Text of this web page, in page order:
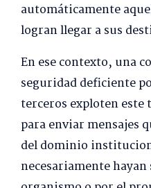
automáticamente
logran llegar a sus
En ese contexto, una
seguridad deficiente
terceros exploten
para enviar mensajes
del dominio
necesariamente